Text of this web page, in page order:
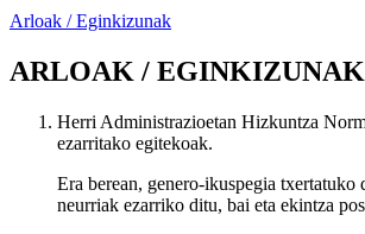
Arloak / Eginkizunak
ARLOAK / EGINKIZUNAK
Herri Administrazioetan Hizkuntza
ezarritako egitekoak.
Era berean, genero-ikuspegia
neurriak ezarriko ditu, bai eta ekintza